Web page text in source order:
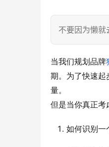
不要因为懒就
​当我们规划品牌
期。为了快速起
量。
但是当你真正考
如何识别一